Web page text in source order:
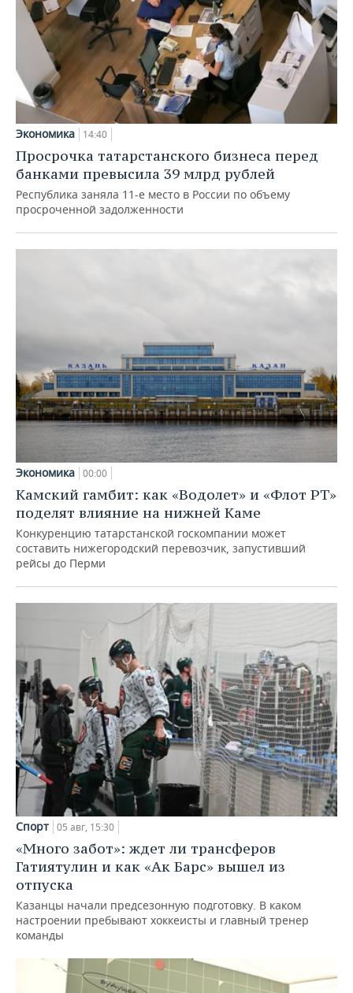
Экономика 14:40
Просрочка татарстанского бизнеса перед
банками превысила 39 млрд рублей
Республика заняла 11-е место в России по объему
просроченной задолженности
Экономика 00:00
Камский гамбит: как «Водолет» и «Флот РТ»
поделят влияние на нижней Каме
Конкуренцию татарстанской госкомпании может
составить нижегородский перевозчик, запустивший
рейсы до Перми
Спорт 05 авг, 15:30
«Много забот»: ждет ли трансферов
Гатиятулин и как «Ак Барс» вышел из
отпуска
Казанцы начали предсезонную подготовку. В каком
настроении пребывают хоккеисты и главный тренер
команды